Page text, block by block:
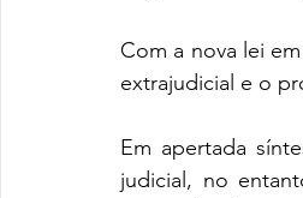
Com a nova lei
extrajudicial e o
Em apertada
judicial, no